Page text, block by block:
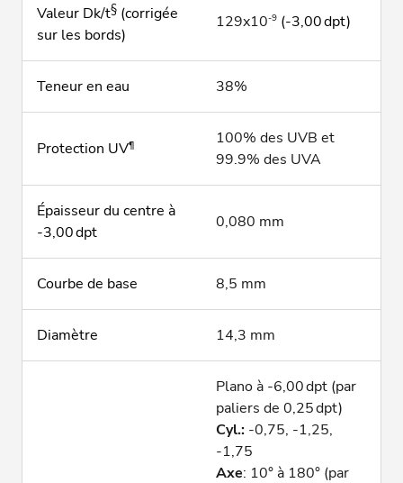
Valeur Dk/t§ (corrigée
sur les bords)
129x10-9 (-3,00 dpt)
Teneur en eau 38%
Protection UV¶
100% des UVB et
99.9% des UVA
Épaisseur du centre à
-3,00 dpt
0,080 mm
Courbe de base 8,5 mm
Diamètre 14,3 mm
Plano à -6,00 dpt (par
paliers de 0,25 dpt)
Cyl.: -0,75, -1,25,
-1,75
Axe: 10° à 180° (par